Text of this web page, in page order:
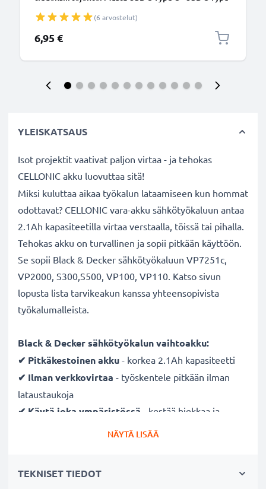
(6 arvostelut)
6,95 €
YLEISKATSAUS
Isot projektit vaativat paljon virtaa - ja tehokas
CELLONIC akku luovuttaa sitä!
Miksi kuluttaa aikaa työkalun lataamiseen kun hommat
odottavat? CELLONIC vara-akku sähkötyökaluun antaa
2.1Ah kapasiteetilla virtaa verstaalla, töissä tai pihalla.
Tehokas akku on turvallinen ja sopii pitkään käyttöön.
Se sopii Black & Decker sähkötyökaluun VP7251c,
VP2000, S300,S500, VP100, VP110. Katso sivun
lopusta lista tarvikeakun kanssa yhteensopivista
työkalumalleista.
Black & Decker sähkötyökalun vaihtoakku:
✔ Pitkäkestoinenakku - korkea 2.1Ah kapasiteetti
✔ Ilman verkkovirtaa - työskentele pitkään ilman
lataustaukoja
✔ Käytä joka ympäristössä
- kestää hiekkaa ja
✔ Täysi teho useidenkin latauskertojen jälkeen
NÄYTÄ LISÄÄ
TEKNISET TIEDOT